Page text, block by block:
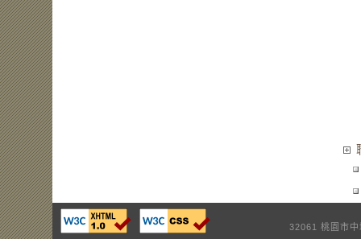
32061 桃園市